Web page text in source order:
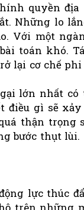
quyền địa
Những lo
Với một
toán khó.
lại cơ chế
lớn nhất có
điều gì sẽ
thận trọng
bước thụt lùi.
lực thúc